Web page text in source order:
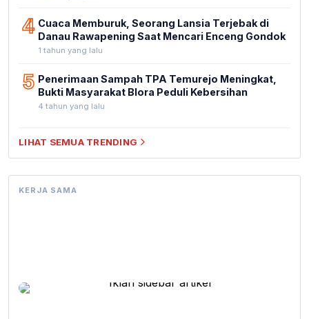
4 Cuaca Memburuk, Seorang Lansia Terjebak di
Danau Rawapening Saat Mencari Enceng Gondok
1 tahun yang lalu
5 Penerimaan Sampah TPA Temurejo Meningkat,
Bukti Masyarakat Blora Peduli Kebersihan
4 tahun yang lalu
LIHAT SEMUA TRENDING
KERJA SAMA